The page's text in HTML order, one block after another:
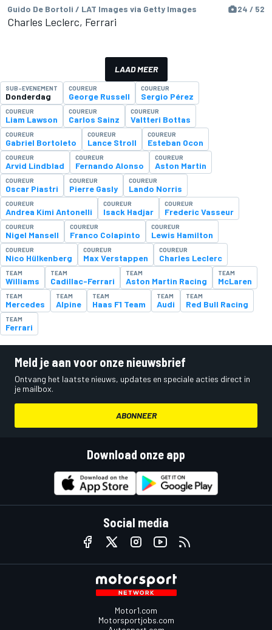
Guido De Bortoli / LAT Images via Getty Images 24 / 52
Charles Leclerc, Ferrari
LAAD MEER
SUB-EVENEMENT
Donderdag
COUREUR
George Russell
COUREUR
Sergio Pérez
COUREUR
Liam Lawson
COUREUR
Carlos Sainz
COUREUR
Valtteri Bottas
COUREUR
Gabriel Bortoleto
COUREUR
Lance Stroll
COUREUR
Esteban Ocon
COUREUR
Arvid Lindblad
COUREUR
Fernando Alonso
COUREUR
Aston Martin
COUREUR
Oscar Piastri
COUREUR
Pierre Gasly
COUREUR
Lando Norris
COUREUR
Andrea Kimi Antonelli
COUREUR
Isack Hadjar
COUREUR
Frederic Vasseur
COUREUR
Nigel Mansell
COUREUR
Franco Colapinto
COUREUR
Lewis Hamilton
COUREUR
Nico Hülkenberg
COUREUR
Max Verstappen
COUREUR
Charles Leclerc
TEAM
Williams
TEAM
Cadillac-Ferrari
TEAM
Aston Martin Racing
TEAM
McLaren
TEAM
Mercedes
TEAM
Alpine
TEAM
Haas F1 Team
TEAM
Audi
TEAM
Red Bull Racing
TEAM
Ferrari
Meld je aan voor onze nieuwsbrief
Ontvang het laatste nieuws, updates en speciale acties direct in
je mailbox.
ABONNEER
Download onze app
Social media
Motor1.com
Motorsportjobs.com